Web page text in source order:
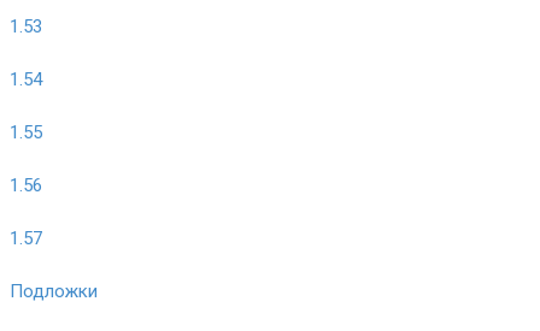
1.53
1.54
1.55
1.56
1.57
Подложки